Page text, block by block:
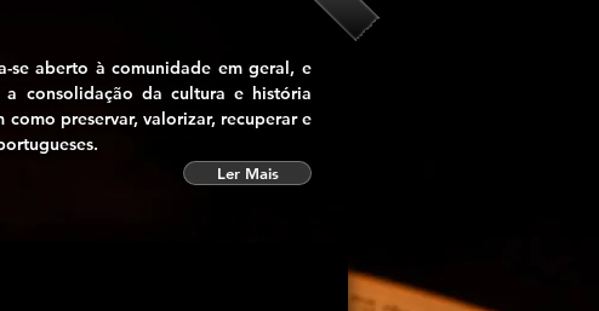
se aberto à comunidade em geral, e
consolidação da cultura e história
preservar, valorizar, recuperar e
Ler Mais